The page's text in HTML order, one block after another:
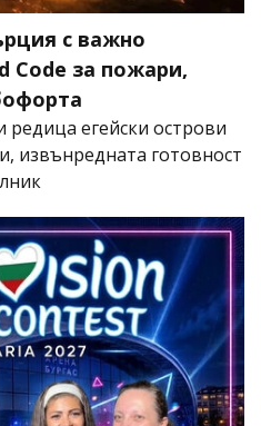
с важно
Code за пожари,
егейски острови
извънредната готовност